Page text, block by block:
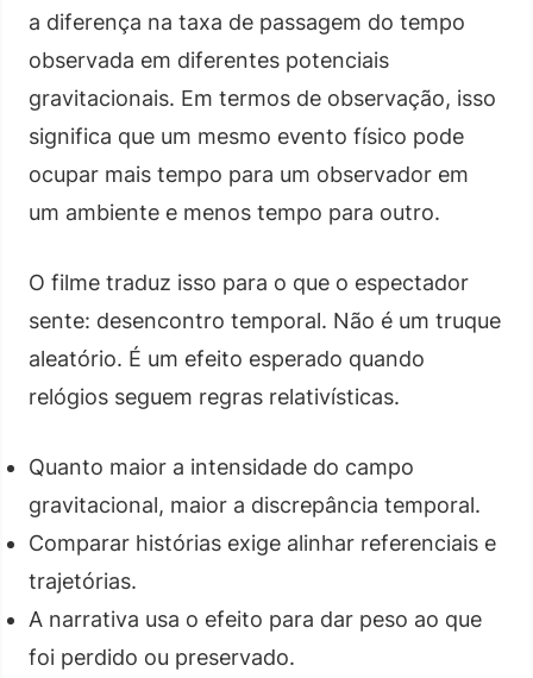
a diferença na taxa de passagem do tempo
observada em diferentes potenciais
gravitacionais. Em termos de observação, isso
significa que um mesmo evento físico pode
ocupar mais tempo para um observador em
um ambiente e menos tempo para outro.
O filme traduz isso para o que o espectador
sente: desencontro temporal. Não é um truque
aleatório. É um efeito esperado quando
relógios seguem regras relativísticas.
Quanto maior a intensidade do campo
gravitacional, maior a discrepância temporal.
Comparar histórias exige alinhar referenciais e
trajetórias.
A narrativa usa o efeito para dar peso ao que
foi perdido ou preservado.